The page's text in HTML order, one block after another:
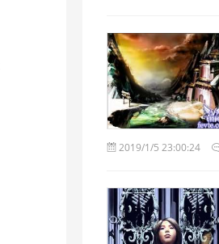
2019/1/5 23:00:24